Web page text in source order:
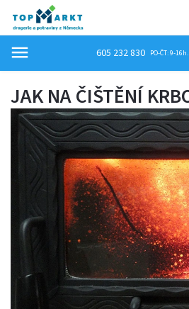
605 232 830
JAK NA ČIŠTĚNÍ